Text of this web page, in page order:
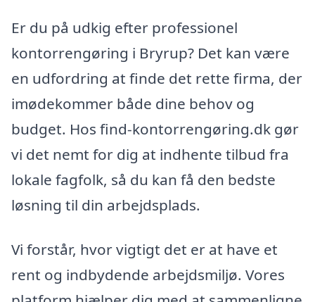
Er du på udkig efter professionel
kontorrengøring i Bryrup? Det kan være
en udfordring at finde det rette firma, der
imødekommer både dine behov og
budget. Hos find-kontorrengøring.dk gør
vi det nemt for dig at indhente tilbud fra
lokale fagfolk, så du kan få den bedste
løsning til din arbejdsplads.
Vi forstår, hvor vigtigt det er at have et
rent og indbydende arbejdsmiljø. Vores